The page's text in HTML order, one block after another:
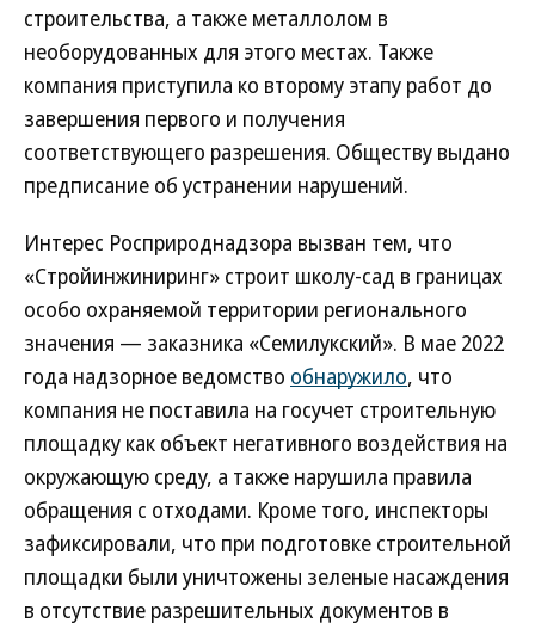
строительства, а также металлолом в
необорудованных для этого местах. Также
компания приступила ко второму этапу работ до
завершения первого и получения
соответствующего разрешения. Обществу выдано
предписание об устранении нарушений.
Интерес Росприроднадзора вызван тем, что
«Стройинжиниринг» строит школу-сад в границах
особо охраняемой территории регионального
значения — заказника «Семилукский». В мае 2022
года надзорное ведомство обнаружило, что
компания не поставила на госучет строительную
площадку как объект негативного воздействия на
окружающую среду, а также нарушила правила
обращения с отходами. Кроме того, инспекторы
зафиксировали, что при подготовке строительной
площадки были уничтожены зеленые насаждения
в отсутствие разрешительных документов в